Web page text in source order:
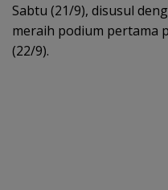
Sabtu (21/9), disusul
meraih podium pertama
(22/9).